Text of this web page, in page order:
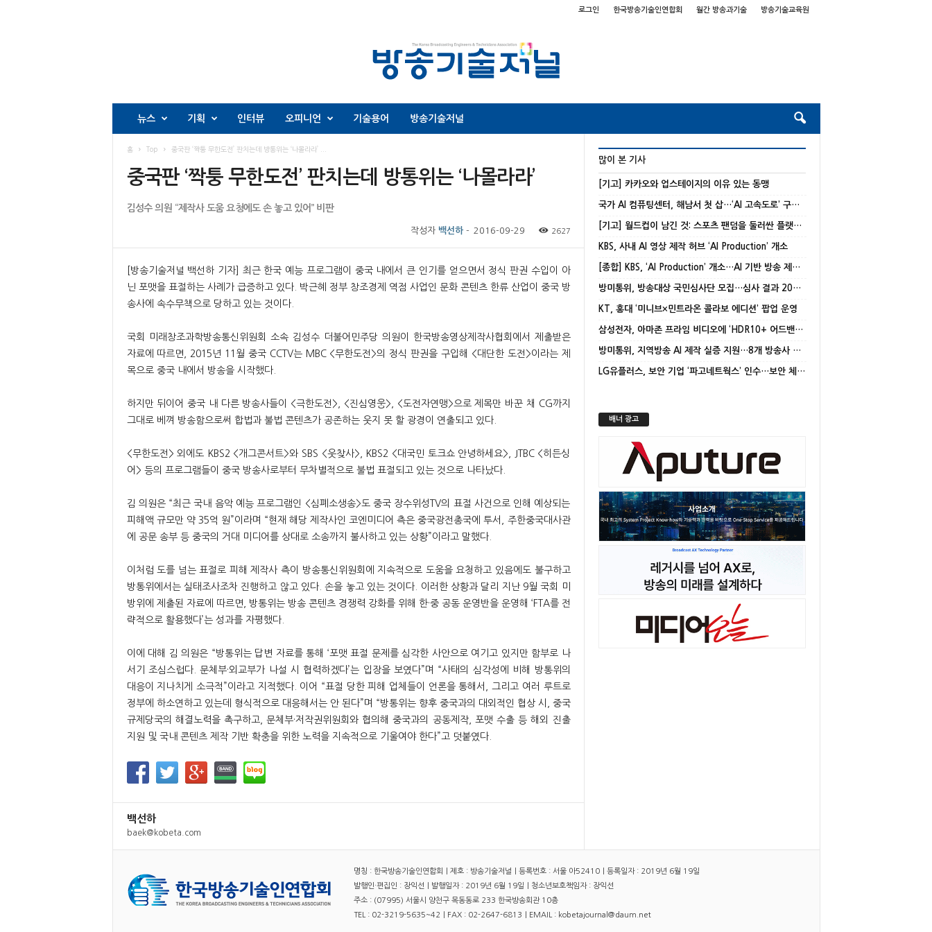
로그인 한국방송기술인연합회 월간 방송과기술 방송기술교육원
뉴스 기획 인터뷰 오피니언 기술용어 방송기술저널
홈 Top 중국판 ‘짝퉁 무한도전’ 판치는데 방통위는 ‘나몰라라’ ...
중국판 ‘짝퉁 무한도전’ 판치는데 방통위는 ‘나몰라라’
김성수 의원 “제작사 도움 요청에도 손 놓고 있어” 비판
작성자 백선하- 2016-09-29 2627
[방송기술저널 백선하 기자] 최근 한국 예능 프로그램이 중국 내에서 큰 인기를 얻으면서 정식 판권 수입이 아
닌 포맷을 표절하는 사례가 급증하고 있다. 박근혜 정부 창조경제 역점 사업인 문화 콘텐츠 한류 산업이 중국 방
송사에 속수무책으로 당하고 있는 것이다.
국회 미래창조과학방송통신위원회 소속 김성수 더불어민주당 의원이 한국방송영상제작사협회에서 제출받은
자료에 따르면, 2015년 11월 중국 CCTV는 MBC <무한도전>의 정식 판권을 구입해 <대단한 도전>이라는 제
목으로 중국 내에서 방송을 시작했다.
하지만 뒤이어 중국 내 다른 방송사들이 <극한도전>, <진심영웅>, <도전자연맹>으로 제목만 바꾼 채 CG까지
그대로 베껴 방송함으로써 합법과 불법 콘텐츠가 공존하는 웃지 못 할 광경이 연출되고 있다.
<무한도전> 외에도 KBS2 <개그콘서트>와 SBS <웃찾사>, KBS2 <대국민 토크쇼 안녕하세요>, JTBC <히든싱
어> 등의 프로그램들이 중국 방송사로부터 무차별적으로 불법 표절되고 있는 것으로 나타났다.
김 의원은 “최근 국내 음악 예능 프로그램인 <심폐소생송>도 중국 장수위성TV의 표절 사건으로 인해 예상되는
피해액 규모만 약 35억 원”이라며 “현재 해당 제작사인 코엔미디어 측은 중국광전총국에 투서, 주한중국대사관
에 공문 송부 등 중국의 거대 미디어를 상대로 소송까지 불사하고 있는 상황”이라고 말했다.
이처럼 도를 넘는 표절로 피해 제작사 측이 방송통신위원회에 지속적으로 도움을 요청하고 있음에도 불구하고
방통위에서는 실태조사조차 진행하고 않고 있다. 손을 놓고 있는 것이다. 이러한 상황과 달리 지난 9월 국회 미
방위에 제출된 자료에 따르면, 방통위는 방송 콘텐츠 경쟁력 강화를 위해 한·중 공동 운영반을 운영해 ‘FTA를 전
략적으로 활용했다’는 성과를 자평했다.
이에 대해 김 의원은 “방통위는 답변 자료를 통해 ‘포맷 표절 문제를 심각한 사안으로 여기고 있지만 함부로 나
서기 조심스럽다. 문체부·외교부가 나설 시 협력하겠다’는 입장을 보였다”며 “사태의 심각성에 비해 방통위의
대응이 지나치게 소극적”이라고 지적했다. 이어 “표절 당한 피해 업체들이 언론을 통해서, 그리고 여러 루트로
정부에 하소연하고 있는데 형식적으로 대응해서는 안 된다”며 “방통위는 향후 중국과의 대외적인 협상 시, 중국
규제당국의 해결노력을 촉구하고, 문체부·저작권위원회와 협의해 중국과의 공동제작, 포맷 수출 등 해외 진출
지원 및 국내 콘텐츠 제작 기반 확충을 위한 노력을 지속적으로 기울여야 한다”고 덧붙였다.
백선하
baek@kobeta.com
많이 본 기사
[기고] 카카오와 업스테이지의 이유 있는 동맹
국가 AI 컴퓨팅센터, 해남서 첫 삽…‘AI 고속도로’ 구축 본격화
[기고] 월드컵이 남긴 것: 스포츠 팬덤을 둘러싼 플랫폼 경쟁의 재편
KBS, 사내 AI 영상 제작 허브 ‘AI Production’ 개소
[종합] KBS, ‘AI Production’ 개소…AI 기반 방송 제작 본격화
방미통위, 방송대상 국민심사단 모집…심사 결과 20% 반영
KT, 홍대 ‘미니브×민트라온 콜라보 에디션’ 팝업 운영
삼성전자, 아마존 프라임 비디오에 ‘HDR10+ 어드밴스드’ 적용
방미통위, 지역방송 AI 제작 실증 지원…8개 방송사 선정
LG유플러스, 보안 기업 ‘파고네트웍스’ 인수…보안 체계 고도화
배너 광고
명칭 : 한국방송기술인연합회｜제호 : 방송기술저널｜등록번호 : 서울 아52410｜등록일자 : 2019년 6월 19일
발행인·편집인 : 장익선｜발행일자 : 2019년 6월 19일｜청소년보호책임자 : 장익선
주소 : (07995) 서울시 양천구 목동동로 233 한국방송회관 10층
TEL : 02-3219-5635~42｜FAX : 02-2647-6813｜EMAIL : kobetajournal@daum.net